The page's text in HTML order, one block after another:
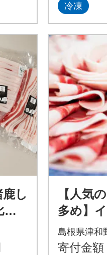
冷凍
し
べ
【人気
多め】
ロース
島根県津和
寄付金額